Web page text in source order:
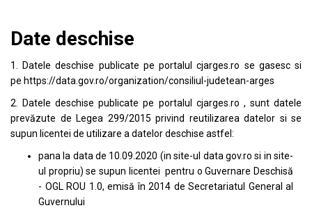
Date deschise
1. Datele deschise publicate pe portalulcjarges.ro se gasesc si
pe https://data.gov.ro/organization/consiliul-judetean-arges
2. Datele deschise publicate pe portalul cjarges.ro , sunt datele
prevăzute de Legea 299/2015 privind reutilizarea datelor si se
supun licentei de utilizare a datelor deschise astfel:
pana la data de 10.09.2020 (in site-ul data gov.ro si in site-
ul propriu) se supun licentei pentru o Guvernare Deschisă
- OGL ROU 1.0, emisă în 2014 de Secretariatul General al
Guvernului